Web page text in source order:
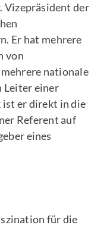
Vizepräsident der
Er hat mehrere
von
nationale
Leiter einer
er direkt in die
Referent auf
eines
für die